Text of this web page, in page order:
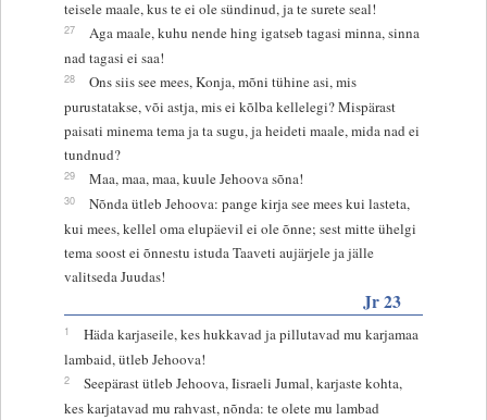
teisele maale, kus te ei ole sündinud, ja te surete seal!
27
Aga maale, kuhu nende hing igatseb tagasi minna, sinna
nad tagasi ei saa!
28
Ons siis see mees, Konja, mõni tühine asi, mis
purustatakse, või astja, mis ei kõlba kellelegi? Mispärast
paisati minema tema ja ta sugu, ja heideti maale, mida nad ei
tundnud?
29 Maa, maa, maa, kuule Jehoova sõna!
30
Nõnda ütleb Jehoova: pange kirja see mees kui lasteta,
kui mees, kellel oma elupäevil ei ole õnne; sest mitte ühelgi
tema soost ei õnnestu istuda Taaveti aujärjele ja jälle
valitseda Juudas!
Jr 23
1
Häda karjaseile, kes hukkavad ja pillutavad mu karjamaa
lambaid, ütleb Jehoova!
2
Seepärast ütleb Jehoova, Iisraeli Jumal, karjaste kohta,
kes karjatavad mu rahvast, nõnda: te olete mu lambad